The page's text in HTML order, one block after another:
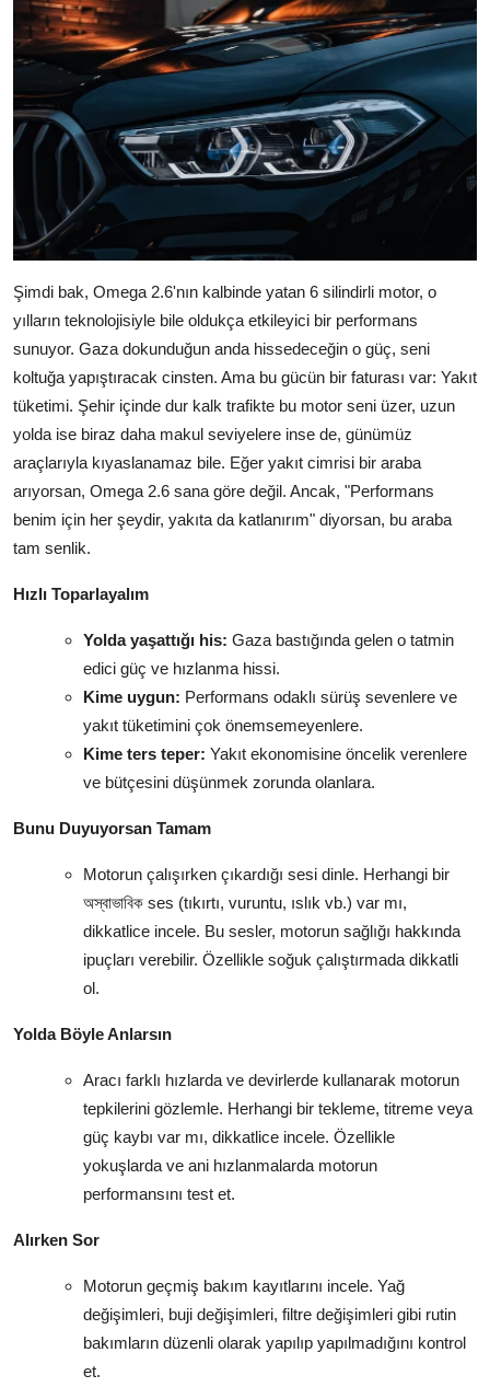
Şimdi bak, Omega 2.6'nın kalbinde yatan 6 silindirli motor, o
yılların teknolojisiyle bile oldukça etkileyici bir performans
sunuyor. Gaza dokunduğun anda hissedeceğin o güç, seni
koltuğa yapıştıracak cinsten. Ama bu gücün bir faturası var: Yakıt
tüketimi. Şehir içinde dur kalk trafikte bu motor seni üzer, uzun
yolda ise biraz daha makul seviyelere inse de, günümüz
araçlarıyla kıyaslanamaz bile. Eğer yakıt cimrisi bir araba
arıyorsan, Omega 2.6 sana göre değil. Ancak, "Performans
benim için her şeydir, yakıta da katlanırım" diyorsan, bu araba
tam senlik.
Hızlı Toparlayalım
Yolda yaşattığı his: Gaza bastığında gelen o tatmin
edici güç ve hızlanma hissi.
Kime uygun: Performans odaklı sürüş sevenlere ve
yakıt tüketimini çok önemsemeyenlere.
Kime ters teper: Yakıt ekonomisine öncelik verenlere
ve bütçesini düşünmek zorunda olanlara.
Bunu Duyuyorsan Tamam
Motorun çalışırken çıkardığı sesi dinle. Herhangi bir
অস্বাভাবিক ses (tıkırtı, vuruntu, ıslık vb.) var mı,
dikkatlice incele. Bu sesler, motorun sağlığı hakkında
ipuçları verebilir. Özellikle soğuk çalıştırmada dikkatli
ol.
Yolda Böyle Anlarsın
Aracı farklı hızlarda ve devirlerde kullanarak motorun
tepkilerini gözlemle. Herhangi bir tekleme, titreme veya
güç kaybı var mı, dikkatlice incele. Özellikle
yokuşlarda ve ani hızlanmalarda motorun
performansını test et.
Alırken Sor
Motorun geçmiş bakım kayıtlarını incele. Yağ
değişimleri, buji değişimleri, filtre değişimleri gibi rutin
bakımların düzenli olarak yapılıp yapılmadığını kontrol
et.